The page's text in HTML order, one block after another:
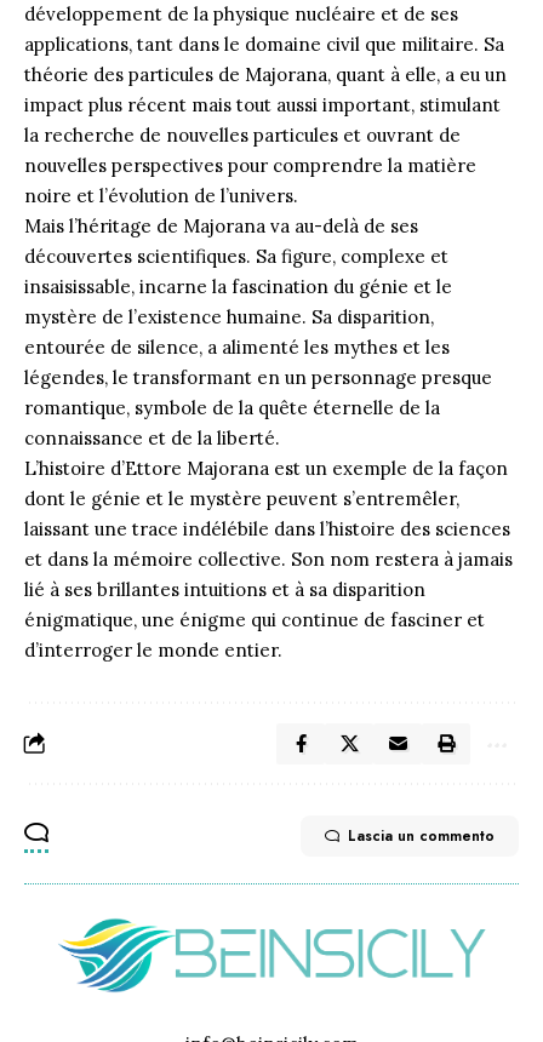
développement de la physique nucléaire et de ses
applications, tant dans le domaine civil que militaire. Sa
théorie des particules de Majorana, quant à elle, a eu un
impact plus récent mais tout aussi important, stimulant
la recherche de nouvelles particules et ouvrant de
nouvelles perspectives pour comprendre la matière
noire et l’évolution de l’univers.
Mais l’héritage de Majorana va au-delà de ses
découvertes scientifiques. Sa figure, complexe et
insaisissable, incarne la fascination du génie et le
mystère de l’existence humaine. Sa disparition,
entourée de silence, a alimenté les mythes et les
légendes, le transformant en un personnage presque
romantique, symbole de la quête éternelle de la
connaissance et de la liberté.
L’histoire d’Ettore Majorana est un exemple de la façon
dont le génie et le mystère peuvent s’entremêler,
laissant une trace indélébile dans l’histoire des sciences
et dans la mémoire collective. Son nom restera à jamais
lié à ses brillantes intuitions et à sa disparition
énigmatique, une énigme qui continue de fasciner et
d’interroger le monde entier.
Lascia un commento